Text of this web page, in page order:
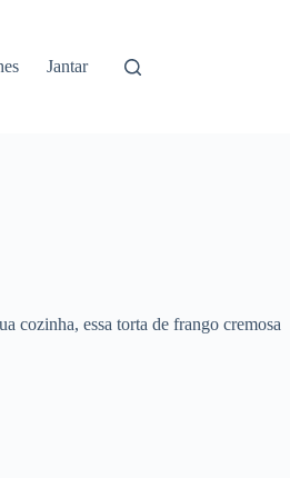
Jantar
cozinha, essa torta de frango cremosa